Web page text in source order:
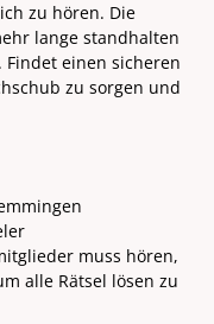
zu hören. Die
lange standhalten
einen sicheren
zu sorgen und
muss hören,
alle Rätsel lösen zu